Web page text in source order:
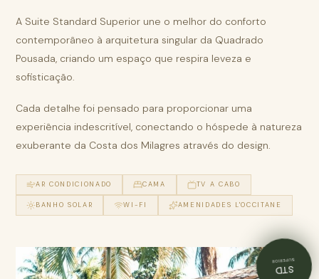
A Suite Standard Superior une o melhor do conforto
contemporâneo à arquitetura singular da Quadrado
Pousada, criando um espaço que respira leveza e
sofisticação.
Cada detalhe foi pensado para proporcionar uma
experiência indescritível, conectando o hóspede à natureza
exuberante da Costa dos Milagres através do design.
AR CONDICIONADO CAMA TV A CABO
BANHO SOLAR WI-FI AMENIDADES L'OCCITANE
STD
SUPERIOR